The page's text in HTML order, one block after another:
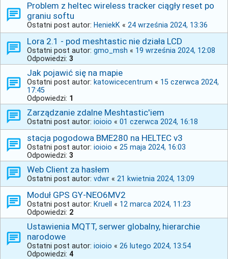
Problem z heltec wireless tracker ciągły reset po
graniu softu
Ostatni post autor: HeniekK « 24 września 2024, 13:36
Lora 2.1 - pod meshtastic nie działa LCD
Ostatni post autor: gmo_msh « 19 września 2024, 12:08
Odpowiedzi: 3
Jak pojawić się na mapie
Ostatni post autor: katowicecentrum « 15 czerwca 2024,
17:45
Odpowiedzi: 1
Zarządzanie zdalne Meshtastic'iem
Ostatni post autor: ioioio « 01 czerwca 2024, 16:18
stacja pogodowa BME280 na HELTEC v3
Ostatni post autor: ioioio « 25 maja 2024, 16:03
Odpowiedzi: 3
Web Client za hasłem
Ostatni post autor: vdwr « 21 kwietnia 2024, 13:09
Moduł GPS GY-NEO6MV2
Ostatni post autor: Kruell « 12 marca 2024, 11:23
Odpowiedzi: 2
Ustawienia MQTT, serwer globalny, hierarchie
narodowe
Ostatni post autor: ioioio « 26 lutego 2024, 13:54
Odpowiedzi: 4